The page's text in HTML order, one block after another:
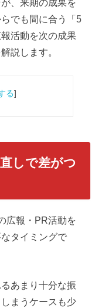
、来期の成果を
でも間に合う「5
活動を次の成果
説します。
る]
しで差がつ
広報・PR活動を
タイミングで
あまり十分な振
まうケースも少